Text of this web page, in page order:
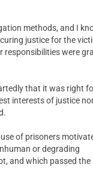
methods, and I
justice for the
were
that it was right
interests of justice
of prisoners
or degrading
and which passed the